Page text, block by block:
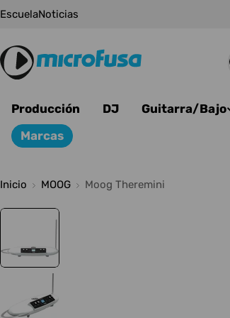
Saltar
EscuelaNoticias
Producción DJ Guitarra/Bajo
Marcas
Inicio MOOG Moog Theremini